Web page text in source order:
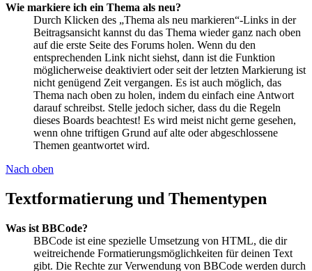
Wie markiere ich ein Thema als neu?
Durch Klicken des „Thema als neu markieren“-Links in der
Beitragsansicht kannst du das Thema wieder ganz nach oben
auf die erste Seite des Forums holen. Wenn du den
entsprechenden Link nicht siehst, dann ist die Funktion
möglicherweise deaktiviert oder seit der letzten Markierung ist
nicht genügend Zeit vergangen. Es ist auch möglich, das
Thema nach oben zu holen, indem du einfach eine Antwort
darauf schreibst. Stelle jedoch sicher, dass du die Regeln
dieses Boards beachtest! Es wird meist nicht gerne gesehen,
wenn ohne triftigen Grund auf alte oder abgeschlossene
Themen geantwortet wird.
Nach oben
Textformatierung und Thementypen
Was ist BBCode?
BBCode ist eine spezielle Umsetzung von HTML, die dir
weitreichende Formatierungsmöglichkeiten für deinen Text
gibt. Die Rechte zur Verwendung von BBCode werden durch